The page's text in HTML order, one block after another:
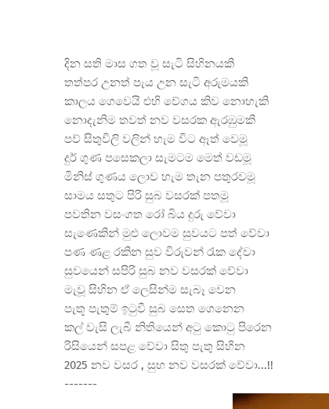
දින සති මාස ගත වූ සැටි සිහිනයකි
තත්පර උනත් පැය උන සැටි අරුමයකි
කාලය ගෙවෙයි එහි වේගය කිව නොහැකි
නොදැනිම තවත් නව වසරක ඇරඹුමකි
පව් සිතුවිලි වලින් හැම විට ඈත් වෙමූ
දුර් ගුණ පසෙකලා සැමටම මෙත් වඩමූ
මිනිස් ගුණය ලොව හැම තැන පතුරවමූ
සාමය සතුට පිරි සුබ වසරක් පතමූ
පවතින වසංගත රෝ බිය දුරු වේවා
සැණෙකින් මුළු ලොවම සුවයට පත් වේවා
පණ ණළ රකින සුව විරුවන් රැක දේවා
සුවයෙන් සපිරි සුබ නව වසරක් වේවා
මැවූ සිහින ඒ ලෙසින්ම සැබෑ වෙන
පැතූ පැතුම් ඉටුවී සුබ සෙත ගෙනෙන
කල් වැසි ලැබී නිතියෙන් අටු කොටු පිරෙන
රිසියෙන් සපළ වේවා සිතු පැතු සිහින
2025 නව වසර , සුභ නව වසරක් වේවා...!!
-------